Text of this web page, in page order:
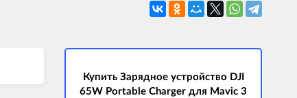
Купить Зарядное устройство DJI
65W Portable Charger для Mavic 3